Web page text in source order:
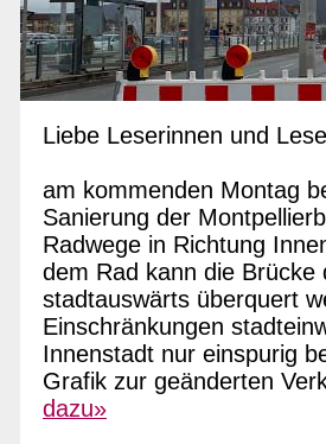
Liebe Leserinnen und
am kommenden Montag
Sanierung der
Radwege in Richtung
dem Rad kann die
stadtauswärts überquert
Einschränkungen
Innenstadt nur einspurig
Grafik zur geänderten
dazu»